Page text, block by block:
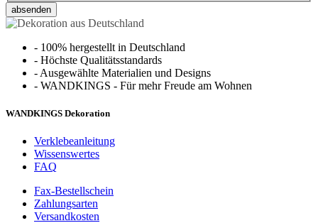
absenden
- 100% hergestellt in Deutschland
- Höchste Qualitätsstandards
- Ausgewählte Materialien und Designs
- WANDKINGS - Für mehr Freude am Wohnen
WANDKINGS Dekoration
Verklebeanleitung
Wissenswertes
FAQ
Fax-Bestellschein
Zahlungsarten
Versandkosten